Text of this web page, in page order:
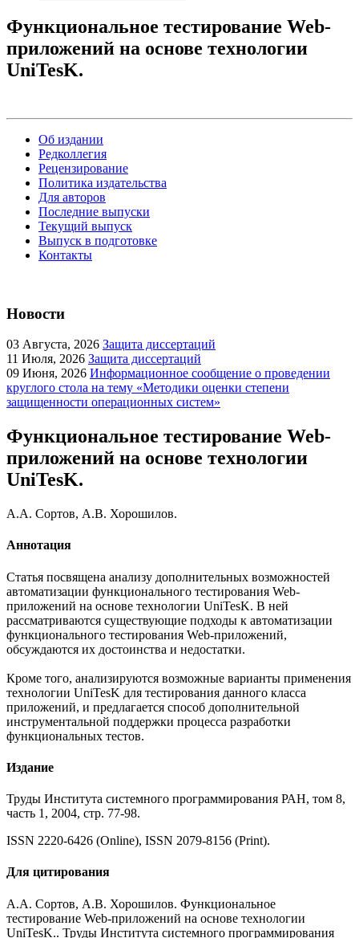
Функциональное тестирование Web-
приложений на основе технологии
UniTesK.
Об издании
Редколлегия
Рецензирование
Политика издательства
Для авторов
Последние выпуски
Текущий выпуск
Выпуск в подготовке
Контакты
Новости
03 Августа, 2026 Защита диссертаций
11 Июля, 2026 Защита диссертаций
09 Июня, 2026 Информационное сообщение о проведении
круглого стола на тему «Методики оценки степени
защищенности операционных систем»
Функциональное тестирование Web-
приложений на основе технологии
UniTesK.
А.А. Сортов, А.В. Хорошилов.
Аннотация
Статья посвящена анализу дополнительных возможностей
автоматизации функционального тестирования Web-
приложений на основе технологии UniTesK. В ней
рассматриваются существующие подходы к автоматизации
функционального тестирования Web-приложений,
обсуждаются их достоинства и недостатки.
Кроме того, анализируются возможные варианты применения
технологии UniTesK для тестирования данного класса
приложений, и предлагается способ дополнительной
инструментальной поддержки процесса разработки
функциональных тестов.
Издание
Труды Института системного программирования РАН, том 8,
часть 1, 2004, стр. 77-98.
ISSN 2220-6426 (Online), ISSN 2079-8156 (Print).
Для цитирования
А.А. Сортов, А.В. Хорошилов. Функциональное
тестирование Web-приложений на основе технологии
UniTesK.. Труды Института системного программирования